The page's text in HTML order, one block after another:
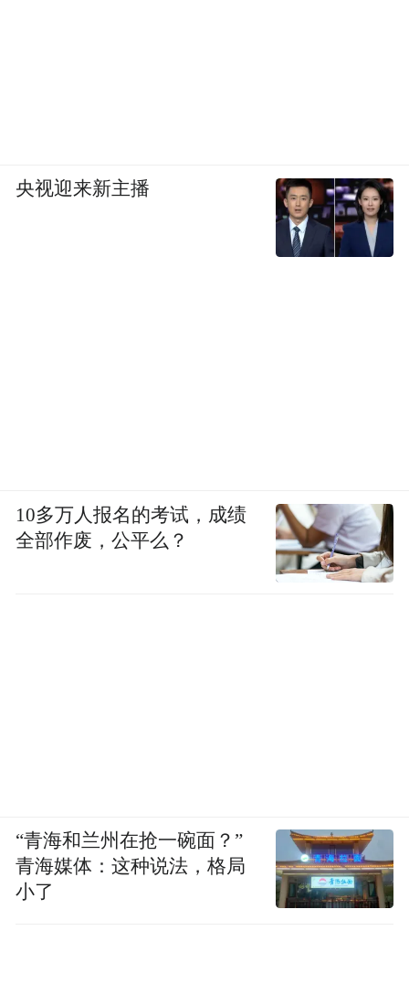
央视迎来新主播
10多万人报名的考试，成绩
全部作废，公平么？
“青海和兰州在抢一碗面？”
青海媒体：这种说法，格局
小了